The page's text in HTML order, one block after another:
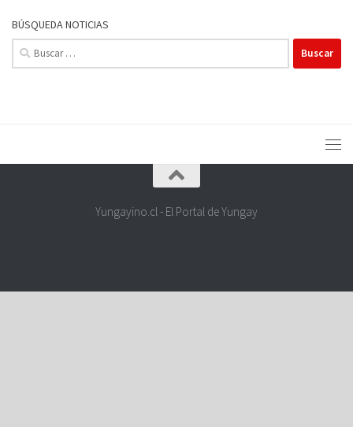
BÚSQUEDA NOTICIAS
Buscar:
Yungayino.cl - El Portal de Yungay